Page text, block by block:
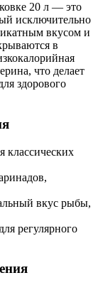
20 л — это
исключительно
вкусом и
в
что делает
здорового
классических
вкус рыбы,
регулярного